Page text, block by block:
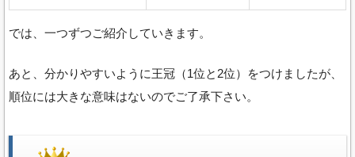
では、一つずつご紹介していきます。
あと、分かりやすいように王冠（1位と2位）をつけましたが、
順位には大きな意味はないのでご了承下さい。